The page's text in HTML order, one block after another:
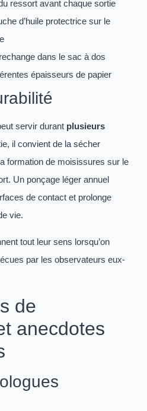
ressort avant chaque sortie
d’huile protectrice sur le
dans le sac à dos
épaisseurs de papier
servir durant plusieurs
il convient de la sécher
formation de moisissures sur le
Un ponçage léger annuel
de contact et prolonge
vie.
tout leur sens lorsqu’on
par les observateurs eux-
de
anecdotes